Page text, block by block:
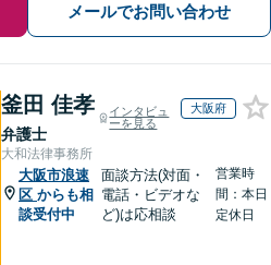
メールでお問い合わせ
釜田 佳孝
弁護士
インタビュ
ーを見る
大阪府
大和法律事務所
大阪市浪速
区 からも相
談受付中
面談方法(対面・
電話・ビデオな
ど)は応相談
営業時
間：本日
定休日